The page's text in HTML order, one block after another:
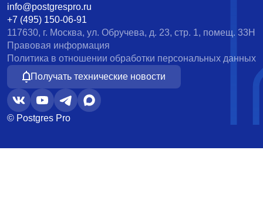
info@postgrespro.ru
+7 (495) 150-06-91
117630, г. Москва, ул. Обручева, д. 23, стр. 1, помещ. 33Н
Правовая информация
Политика в отношении обработки персональных данных
Получать технические новости
© Postgres Pro